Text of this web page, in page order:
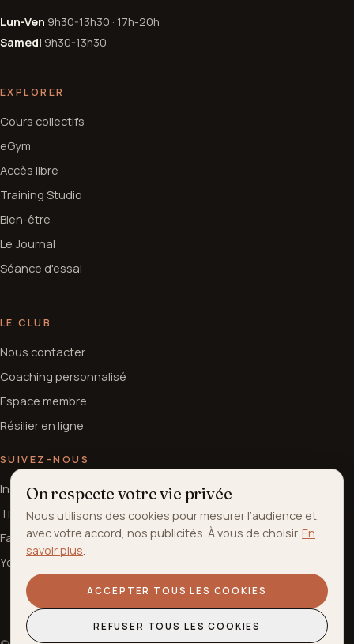
Lun-Ven 9h30-13h30 · 17h-20h
Samedi 9h30-13h30
EXPLORER
Cours collectifs
eGym
Accès libre
Training Studio
Bien-être
Le Journal
Séance d'essai
LE CLUB
Nous contacter
Coaching personnalisé
Espace membre
Résilier en ligne
SUIVEZ-NOUS
Instagram
TikTok
Facebook
YouTube
On respecte votre vie privée
Nous utilisons des cookies pour mesurer l’audience et,
avec votre accord, nos publicités. À vous de choisir. En
savoir plus.
ACCEPTER TOUS LES COOKIES
REFUSER TOUS LES COOKIES